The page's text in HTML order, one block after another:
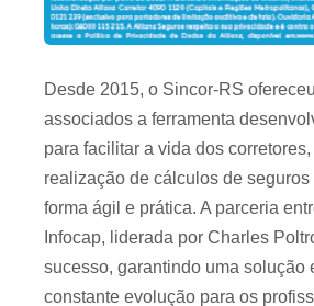
Desde 2015, o Sincor-RS
associados a ferramenta
para facilitar a vida dos
realização de cálculos de
forma ágil e prática. A parceria
Infocap, liderada por Charles
sucesso, garantindo uma solução
constante evolução para os